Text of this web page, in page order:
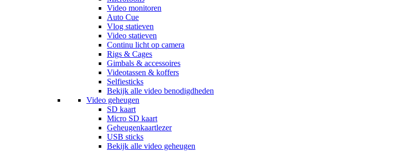
Video monitoren
Auto Cue
Vlog statieven
Video statieven
Continu licht op camera
Rigs & Cages
Gimbals & accessoires
Videotassen & koffers
Selfiesticks
Bekijk alle video benodigdheden
Video geheugen
SD kaart
Micro SD kaart
Geheugenkaartlezer
USB sticks
Bekijk alle video geheugen